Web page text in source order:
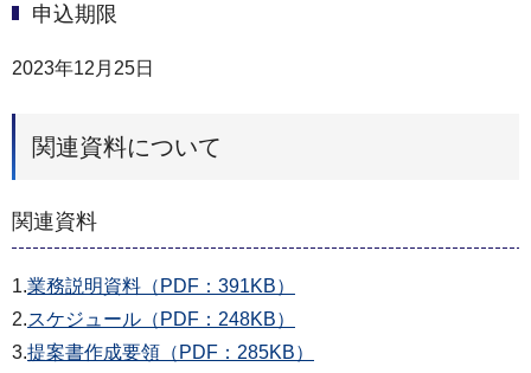
申込期限
2023年12月25日
関連資料について
関連資料
1.業務説明資料（PDF：391KB）
2.スケジュール（PDF：248KB）
3.提案書作成要領（PDF：285KB）